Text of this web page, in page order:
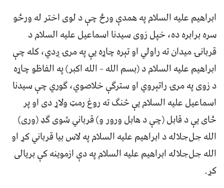
ابراهیم علیه السلام په همدې ورځ چې د لوی اختر له ورځو
سره برابره ده، خپل زوی سیدنا اسماعیل علیه السلام د
قربانۍ میدان ته راولي او تېره چاړه یې په مرۍ ږدي، کله چې
ابراهیم علیه السلام د (بسم الله – الله اکبر) په الفاظو چاړه
د زوی په مرۍ راتېروي او سترګې خلاصوي، ګوري چې سیدنا
اسماعیل علیه السلام یې څنګ ته روغ رمټ ولاړ دی او پر
ځای یې د قابل (چې د هابل ورور و) قرباني شوی ګډ (وری)
الله جل‌جلاله د ابراهیم علیه السلام په لاس بیا قرباني کړ او
الله جل‌جلاله ابراهیم علیه السلام په دې ازموینه کې بریالی
کړ.